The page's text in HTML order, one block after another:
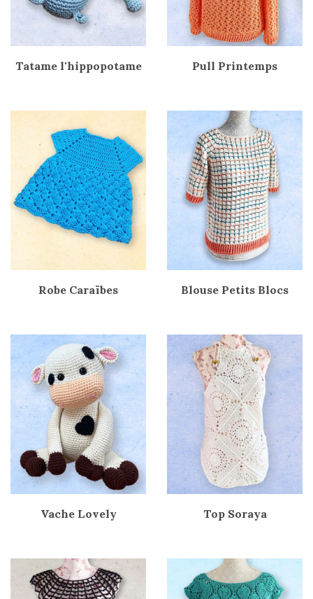
Tatame l'hippopotame Pull Printemps
Robe Caraïbes Blouse Petits Blocs
Vache Lovely Top Soraya